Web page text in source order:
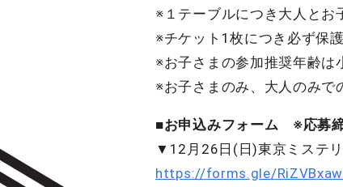
※１テーブルにつき大人とお
※チケット1枚につき必ず保
※お子さまの参加推奨年齢は
※お子さまのみ、大人のみで
■お申込みフォーム ※応募
▼12月26日(日)東京ミステ
https://forms.gle/